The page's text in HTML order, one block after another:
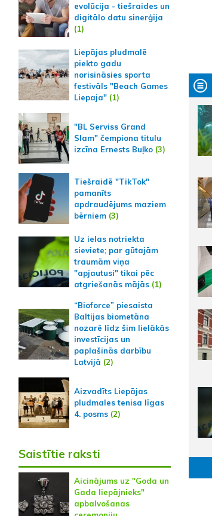
evolūcija - tiešraides un
digitālo datu sinerģija
(1)
Liepājas pludmalē
piekto gadu
norisināsies sporta
festivāls "Beach Games
Liepaja"(1)
"BL Serviss Grand
Slam" čempiona titulu
izcīna Ernests Buļko(3)
Tiešraidē "TikTok"
pamanīts
apdraudējums maziem
bērniem(3)
Uz ielas notriekta
sieviete; par gūtajām
traumām viņa
"apjautusi" tikai pēc
atgriešanās mājās(1)
“Bioforce” piesaista
Baltijas biometāna
nozarē līdz šim lielākās
investīcijas un
paplašinās darbību
Latvijā (2)
Aizvadīts Liepājas
pludmales tenisa līgas
4. posms(2)
Saistītie raksti
Aicinājums uz "Goda un
Gada liepājnieks"
apbalvošanas